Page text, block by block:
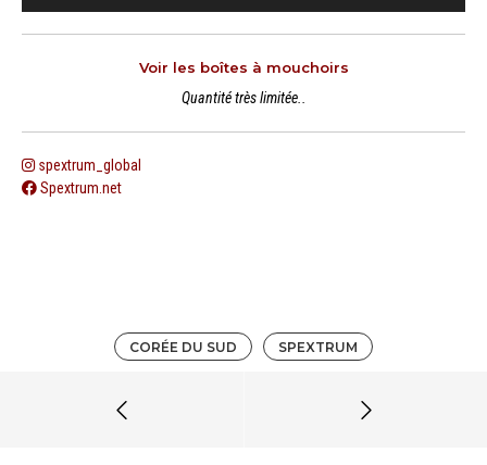
Voir les boîtes à mouchoirs
Quantité très limitée..
spextrum_global
Spextrum.net
CORÉE DU SUD SPEXTRUM